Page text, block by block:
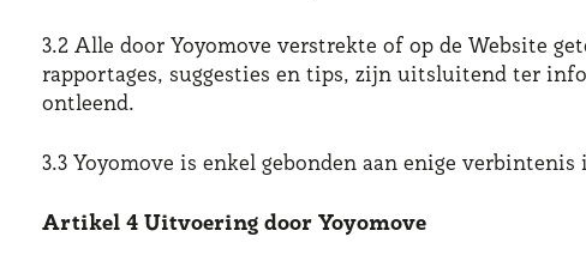
3.2 Alle door Yoyomove verstrekte of op de Website
rapportages, suggesties en tips, zijn uitsluitend ter
ontleend.
3.3 Yoyomove is enkel gebonden aan enige
Artikel 4 Uitvoering door Yoyomove